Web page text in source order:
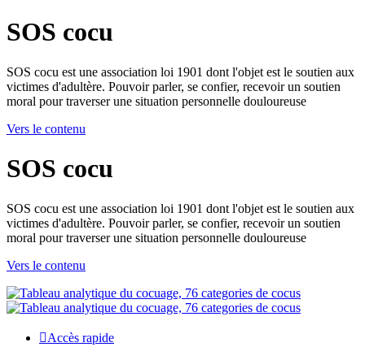
SOS cocu
SOS cocu est une association loi 1901 dont l'objet est le soutien aux
victimes d'adultère. Pouvoir parler, se confier, recevoir un soutien
moral pour traverser une situation personnelle douloureuse
Vers le contenu
SOS cocu
SOS cocu est une association loi 1901 dont l'objet est le soutien aux
victimes d'adultère. Pouvoir parler, se confier, recevoir un soutien
moral pour traverser une situation personnelle douloureuse
Vers le contenu
Accès rapide